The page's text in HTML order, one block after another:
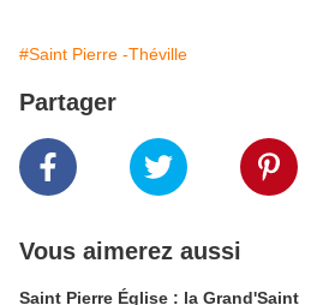
#Saint Pierre -Théville
Partager
Vous aimerez aussi
Saint Pierre Église : la Grand'Saint